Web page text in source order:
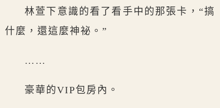
林萱下意識的看了看手中的那張卡，“搞
什麼，還這麼神祕。”
……
豪華的VIP包房內。